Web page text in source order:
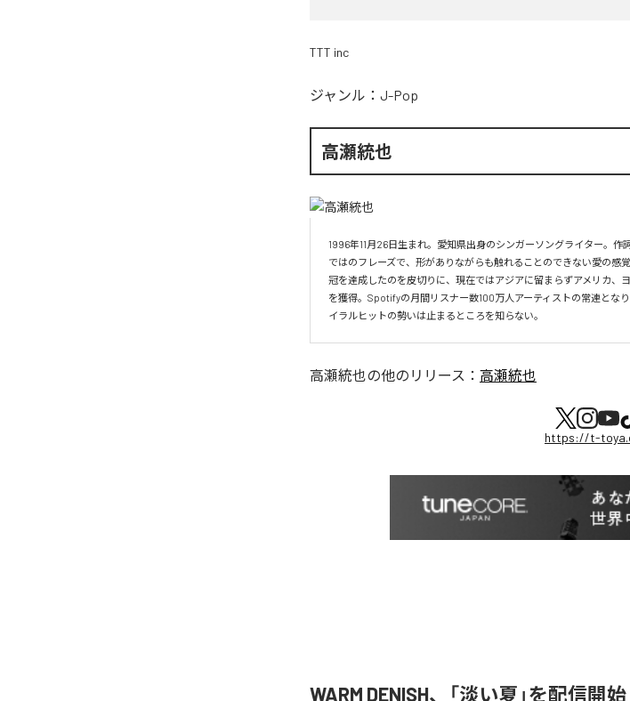
TTT inc
ジャンル： J-Pop
高瀬統也
1996年11月26日生まれ。愛知県出身のシンガーソングライター。
ではのフレーズで、形がありながらも触れることのできない愛の感
冠を達成したのを皮切りに、現在ではアジアに留まらずアメリカ、
を獲得。Spotifyの月間リスナー数100万人アーティストの常連とな
イラルヒットの勢いは止まるところを知らない。
高瀬統也の他のリリース： 高瀬統也
https://t-
WARM DENISH、「淡い夏」を配信開始